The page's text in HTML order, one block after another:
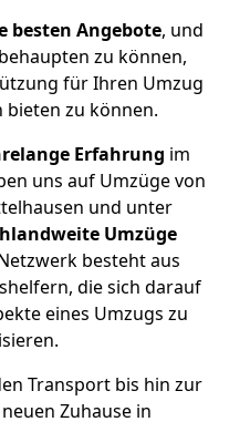
besten Angebote, und
zu können,
für Ihren Umzug
zu können.
Erfahrung im
uns auf Umzüge von
und unter
Umzüge
besteht aus
die sich darauf
eines Umzugs zu
Transport bis hin zur
Zuhause in